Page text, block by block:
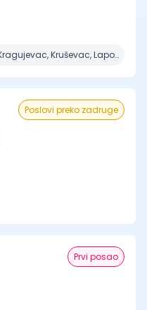
Beograd, Kragujevac, Kruševac, Lapovo, Niš + 4 mesta
Poslovi preko zadruge
Prvi posao